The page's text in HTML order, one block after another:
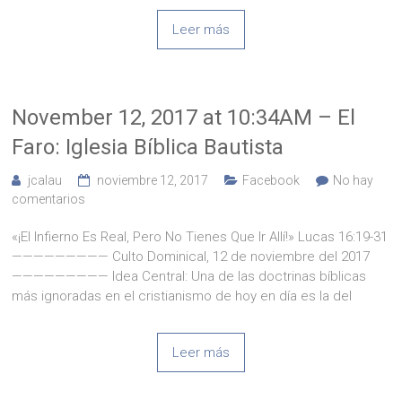
Leer más
November 12, 2017 at 10:34AM – El
Faro: Iglesia Bíblica Bautista
jcalau noviembre 12, 2017 Facebook
No hay
comentarios
«¡El Infierno Es Real, Pero No Tienes Que Ir Allí!» Lucas 16:19-31
————————— Culto Dominical, 12 de noviembre del 2017
————————— Idea Central: Una de las doctrinas bíblicas
más ignoradas en el cristianismo de hoy en día es la del
Leer más